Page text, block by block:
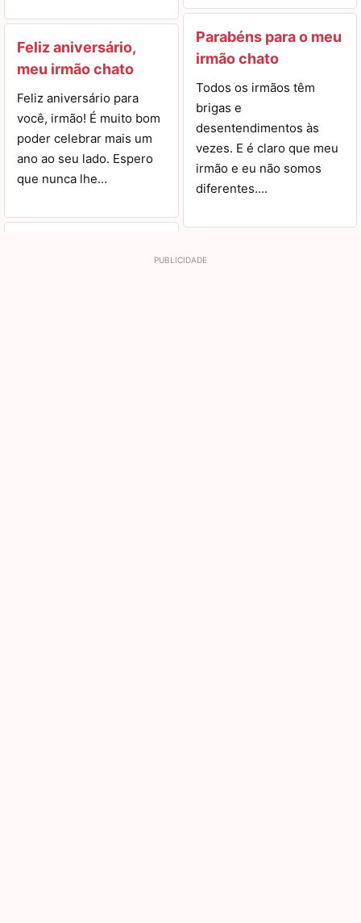
Feliz aniversário,
meu irmão chato
Feliz aniversário para
você, irmão! É muito bom
poder celebrar mais um
ano ao seu lado. Espero
que nunca lhe…
Parabéns para o meu
irmão chato
Todos os irmãos têm
brigas e
desentendimentos às
vezes. E é claro que meu
irmão e eu não somos
diferentes….